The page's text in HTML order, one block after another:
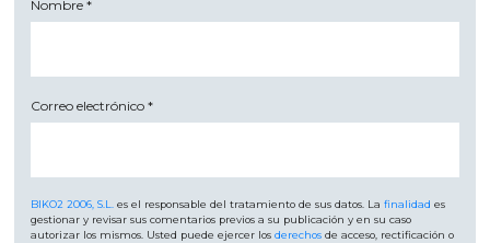
Nombre*
Correo electrónico*
BIKO2 2006, S.L. es el responsable del tratamiento de sus datos. Lafinalidad es
gestionar y revisar sus comentarios previos a su publicación y en su caso
autorizar los mismos. Usted puede ejercer losderechos de acceso, rectificación o